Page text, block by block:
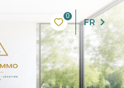
0
FR